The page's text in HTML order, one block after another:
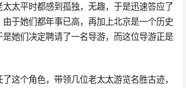
太平时都感到孤独，无趣，于是迅速答应了
于她们都年事已高，再加上北京是一个历史
她们决定聘请了一名导游，而这位导游正是
这个角色，带领几位老太太游览名胜古迹，